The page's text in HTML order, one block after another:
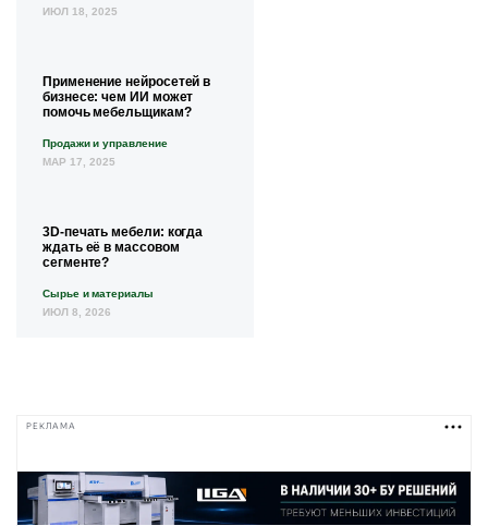
ИЮЛ 18, 2025
Применение нейросетей в
бизнесе: чем ИИ может
помочь мебельщикам?
Продажи и управление
МАР 17, 2025
3D-печать мебели: когда
ждать её в массовом
сегменте?
Сырье и материалы
ИЮЛ 8, 2026
РЕКЛАМА